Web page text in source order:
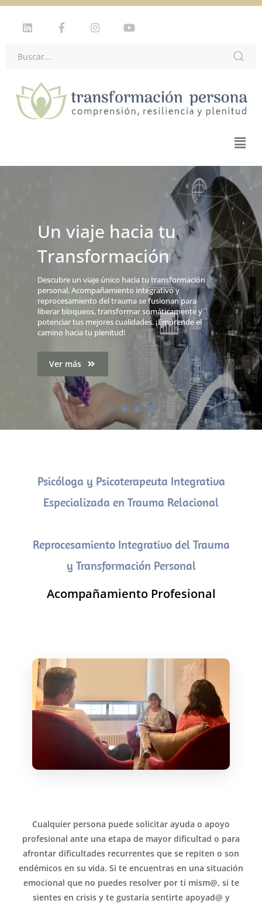
Un viaje hacia tu
Transformación
Descubre un viaje único hacia tu transformación
personal. Acompañamiento integrativo y
reprocesamiento del trauma se fusionan para
liberar bloqueos, transformar somáticamente y
potenciar tus mejores cualidades. ¡Emprende el
camino hacia tu plenitud!
Ver más
Psicóloga y Psicoterapeuta Integrativa
Especializada en Trauma Relacional
Reprocesamiento Integrativo del Trauma
y Transformación Personal
Acompañamiento Profesional
Cualquier persona puede solicitar ayuda o apoyo
profesional ante una etapa de mayor dificultad o para
afrontar dificultades recurrentes que se repiten o son
endémicos en su vida. Si te encuentras en una situación
emocional que no puedes resolver por ti mism@, si te
sientes en crisis y te gustaría sentirte apoyad@ y